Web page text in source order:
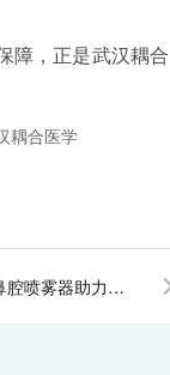
障，正是武汉耦合
耦合医学
武汉耦合医学高渗海水鼻腔喷雾器助力连锁药店品牌实现市场破局